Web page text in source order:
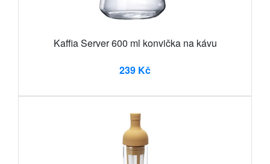
Kaffia Server 600 ml konvička na kávu
239 Kč